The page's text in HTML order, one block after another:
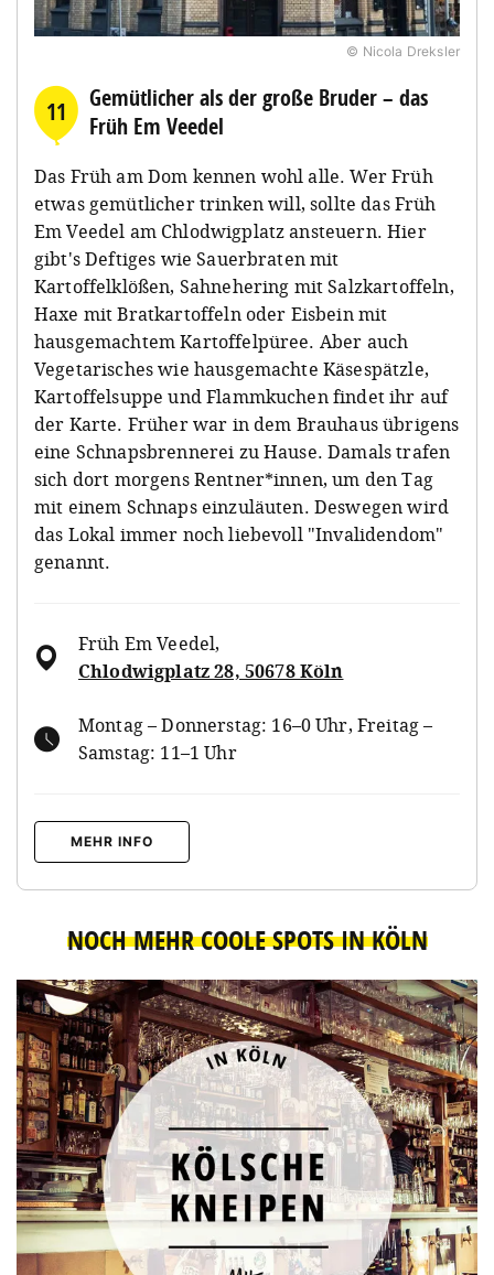
© Nicola Dreksler
11
Gemütlicher als der große Bruder – das
Früh Em Veedel
Das Früh am Dom kennen wohl alle. Wer Früh
etwas gemütlicher trinken will, sollte das Früh
Em Veedel am Chlodwigplatz ansteuern. Hier
gibt's Deftiges wie Sauerbraten mit
Kartoffelklößen, Sahnehering mit Salzkartoffeln,
Haxe mit Bratkartoffeln oder Eisbein mit
hausgemachtem Kartoffelpüree. Aber auch
Vegetarisches wie hausgemachte Käsespätzle,
Kartoffelsuppe und Flammkuchen findet ihr auf
der Karte. Früher war in dem Brauhaus übrigens
eine Schnapsbrennerei zu Hause. Damals trafen
sich dort morgens Rentner*innen, um den Tag
mit einem Schnaps einzuläuten. Deswegen wird
das Lokal immer noch liebevoll "Invalidendom"
genannt.
Früh Em Veedel,
Chlodwigplatz 28, 50678 Köln
Montag – Donnerstag: 16–0 Uhr, Freitag –
Samstag: 11–1 Uhr
MEHR INFO
NOCH MEHR COOLE SPOTS IN KÖLN